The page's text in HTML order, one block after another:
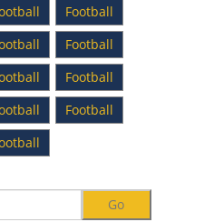
Football
Football
Football
Football